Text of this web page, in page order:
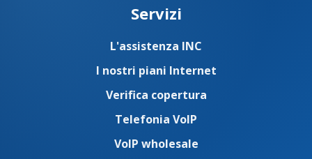
Servizi
L'assistenza INC
I nostri piani Internet
Verifica copertura
Telefonia VoIP
VoIP wholesale